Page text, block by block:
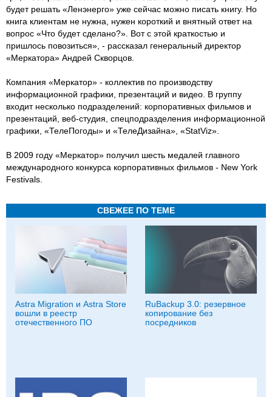
будет решать «Ленэнерго» уже сейчас можно писать книгу. Но
книга клиентам не нужна, нужен короткий и внятный ответ на
вопрос «Что будет сделано?». Вот с этой краткостью и
пришлось повозиться», - рассказал генеральный директор
«Меркатора» Андрей Скворцов.
Компания «Меркатор» - коллектив по производству
информационной графики, презентаций и видео. В группу
входит несколько подразделений: корпоративных фильмов и
презентаций, веб-студия, спецподразделения информационной
графики, «ТелеПогоды» и «ТелеДизайна», «StatViz».
В 2009 году «Меркатор» получил шесть медалей главного
международного конкурса корпоративных фильмов - New York
Festivals.
СВЕЖЕЕ ПО ТЕМЕ
Astra Migration и Astra Store
вошли в реестр
отечественного ПО
RuBackup 3.0: резервное
копирование без
посредников